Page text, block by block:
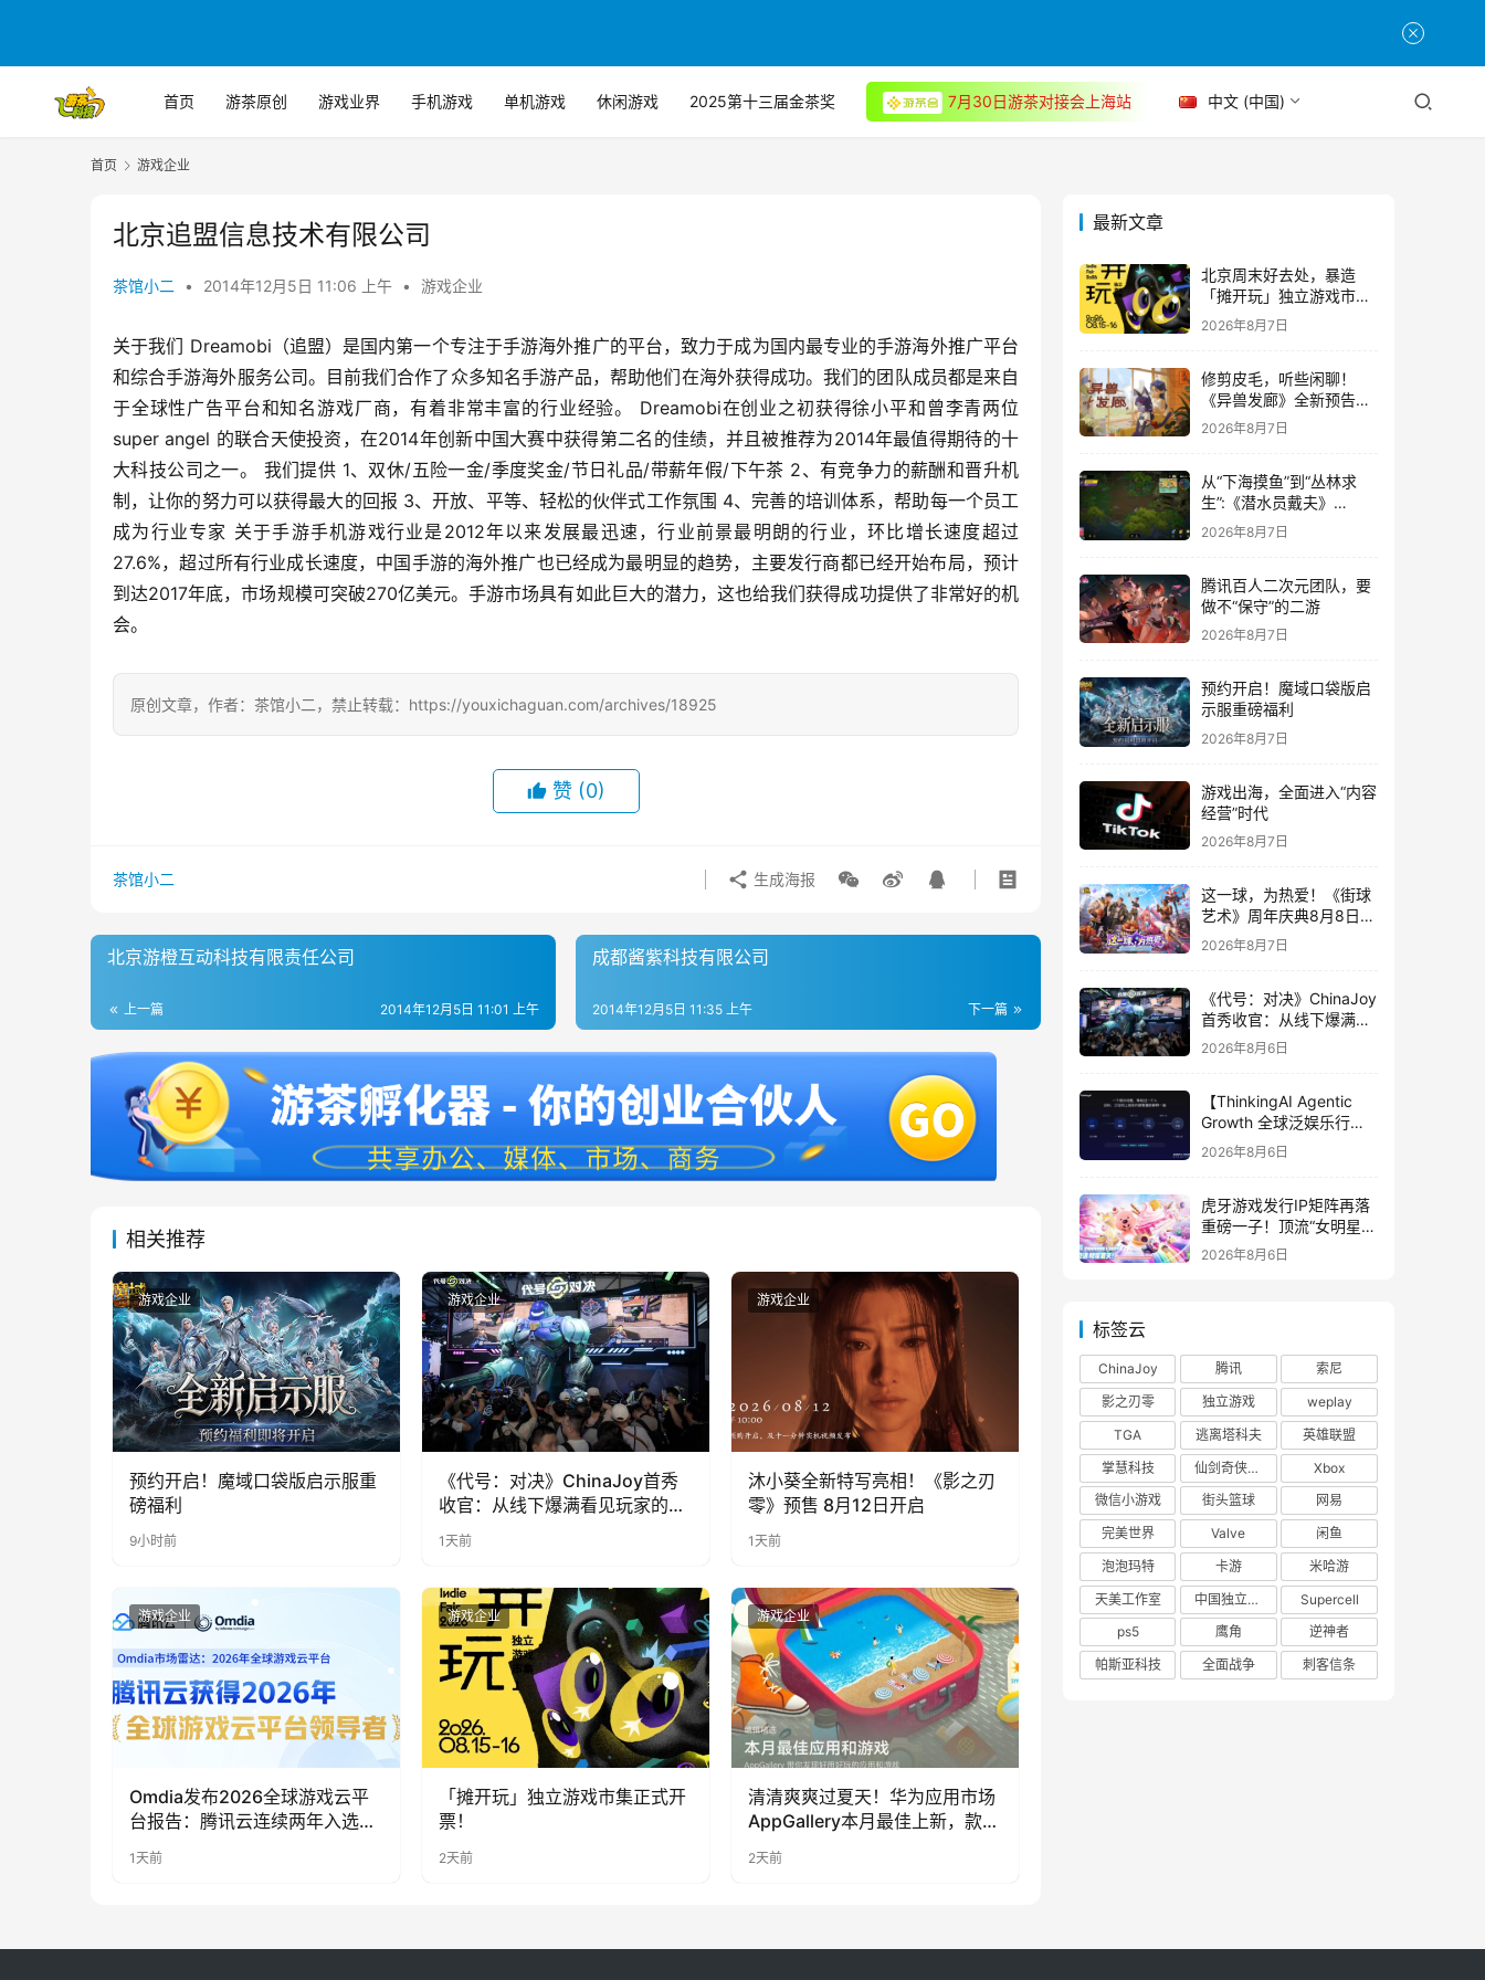
首页 游茶原创 游戏业界 手机游戏 单机游戏 休闲游戏 2025第十三届金茶奖 7月30日游茶对接会上海站 中文 (中国)
首页 游戏企业
北京追盟信息技术有限公司
茶馆小二 • 2014年12月5日 11:06 上午 • 游戏企业
关于我们 Dreamobi（追盟）是国内第一个专注于手游海外推广的平台，致力于成为国内最专业的手游海外推广平台
和综合手游海外服务公司。目前我们合作了众多知名手游产品，帮助他们在海外获得成功。我们的团队成员都是来自
于全球性广告平台和知名游戏厂商，有着非常丰富的行业经验。 Dreamobi在创业之初获得徐小平和曾李青两位
super angel 的联合天使投资，在2014年创新中国大赛中获得第二名的佳绩，并且被推荐为2014年最值得期待的十
大科技公司之一。 我们提供 1、双休/五险一金/季度奖金/节日礼品/带薪年假/下午茶 2、有竞争力的薪酬和晋升机
制，让你的努力可以获得最大的回报 3、开放、平等、轻松的伙伴式工作氛围 4、完善的培训体系，帮助每一个员工
成为行业专家 关于手游手机游戏行业是2012年以来发展最迅速，行业前景最明朗的行业，环比增长速度超过
27.6%，超过所有行业成长速度，中国手游的海外推广也已经成为最明显的趋势，主要发行商都已经开始布局，预计
到达2017年底，市场规模可突破270亿美元。手游市场具有如此巨大的潜力，这也给我们获得成功提供了非常好的机
会。
原创文章，作者：茶馆小二，禁止转载：https://youxichaguan.com/archives/18925
赞 (0)
茶馆小二 生成海报
北京游橙互动科技有限责任公司
上一篇 2014年12月5日 11:01 上午
成都酱紫科技有限公司
下一篇
2014年12月5日 11:35 上午
相关推荐
游戏企业
预约开启！魔域口袋版启示服重
磅福利
9小时前
游戏企业
《代号：对决》ChinaJoy首秀
收官：从线下爆满看见玩家的真
实期待
1天前
游戏企业
沐小葵全新特写亮相！《影之刃
零》预售 8月12日开启
1天前
游戏企业
Omdia发布2026全球游戏云平
台报告：腾讯云连续两年入选
1天前
游戏企业
「摊开玩」独立游戏市集正式开
票！
2天前
游戏企业
清清爽爽过夏天！华为应用市场
AppGallery本月最佳上新，款款
2天前
最新文章
北京周末好去处，暴造
「摊开玩」独立游戏市集
正式开票！
2026年8月7日
修剪皮毛，听些闲聊！
《异兽发廊》全新预告与
Steam免费试玩公开
2026年8月7日
从“下海摸鱼”到“丛林求
生”:《潜水员戴夫》
DLC《丛林》移动端定档
8月14日
2026年8月7日
腾讯百人二次元团队，要
做不“保守”的二游
2026年8月7日
预约开启！魔域口袋版启
示服重磅福利
2026年8月7日
游戏出海，全面进入“内容
经营”时代
2026年8月7日
这一球，为热爱！《街球
艺术》周年庆典8月8日正
式上线，多重福利与全新
内容同步开启
2026年8月7日
《代号：对决》ChinaJoy
首秀收官：从线下爆满看
见玩家的真实期待
2026年8月6日
【ThinkingAI Agentic
Growth 全球泛娱乐行业
峰会】Agent 时代，人到
底负责什么
2026年8月6日
虎牙游戏发行IP矩阵再落
重磅一子！顶流“女明星”
ZANMANG LOOPY 正版
2026年8月6日
标签云
ChinaJoy 腾讯
索尼
影之刃零
独立游戏
weplay
TGA
逃离塔科夫
英雄联盟
掌慧科技
仙剑奇侠传四
Xbox
微信小游戏
街头篮球
网易
完美世界
Valve
闲鱼
泡泡玛特
卡游
米哈游
天美工作室
中国独立游戏联盟
Supercell
ps5
鹰角
逆神者
帕斯亚科技
全面战争 刺客信条